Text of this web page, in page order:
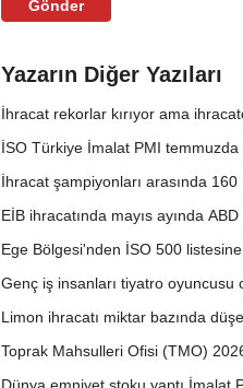
Gönder
Yazarın Diğer Yazıları
İhracat rekorlar kırıyor ama
İSO Türkiye İmalat PMI
İhracat şampiyonları arasında
EİB ihracatında mayıs ayında
Ege Bölgesi'nden İSO 500
Genç iş insanları tiyatro
Limon ihracatı miktar bazında
Toprak Mahsulleri Ofisi (TMO)